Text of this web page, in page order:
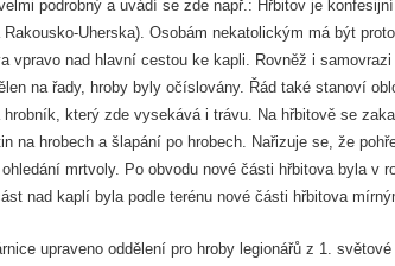
podrobný a uvádí se zde např.: Hřbitov je
Uherska). Osobám nekatolickým má být
vpravo nad hlavní cestou ke kapli. Rovněž i
na řady, hroby byly očíslovány. Řád také stanoví
hrobník, který zde vysekává i trávu. Na hřbitově se
na hrobech a šlapání po hrobech. Nařizuje se, že
mrtvoly. Po obvodu nové části hřbitova byla v
nad kaplí byla podle terénu nové části hřbitova
upraveno oddělení pro hroby legionářů z 1.